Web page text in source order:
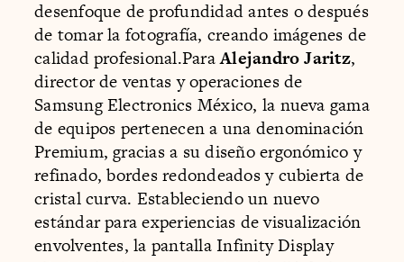
desenfoque de profundidad antes o después
de tomar la fotografía, creando imágenes de
calidad profesional.ParaAlejandro Jaritz,
director de ventas y operaciones de
Samsung Electronics México, la nueva gama
de equipos pertenecen a una denominación
Premium, gracias a su diseño ergonómico y
refinado, bordes redondeados y cubierta de
cristal curva. Estableciendo un nuevo
estándar para experiencias de visualización
envolventes, la pantalla Infinity Display